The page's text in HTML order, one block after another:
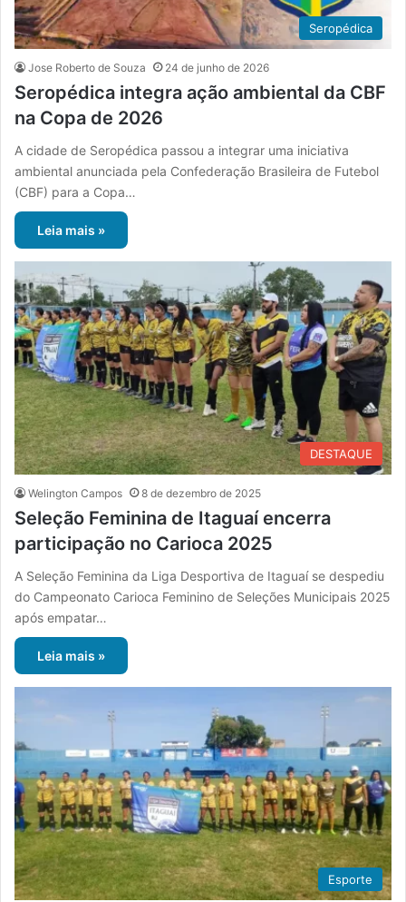
Seropédica
Jose Roberto de Souza 24 de junho de 2026
Seropédica integra ação ambiental da CBF
na Copa de 2026
A cidade de Seropédica passou a integrar uma iniciativa
ambiental anunciada pela Confederação Brasileira de Futebol
(CBF) para a Copa…
Leia mais »
DESTAQUE
Welington Campos 8 de dezembro de 2025
Seleção Feminina de Itaguaí encerra
participação no Carioca 2025
A Seleção Feminina da Liga Desportiva de Itaguaí se despediu
do Campeonato Carioca Feminino de Seleções Municipais 2025
após empatar…
Leia mais »
Esporte